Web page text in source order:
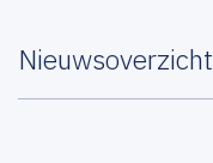
Nieuwsoverzicht